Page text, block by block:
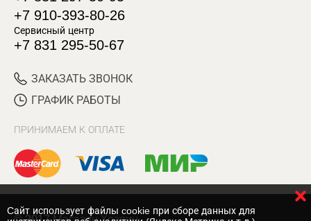
+7 910-393-80-26
Сервисный центр
+7 831 295-50-67
ЗАКАЗАТЬ ЗВОНОК
ГРАФИК РАБОТЫ
ПРИНИМАЕМ К ОПЛАТЕ
Cайт использует файлы cookie при сборе данных для